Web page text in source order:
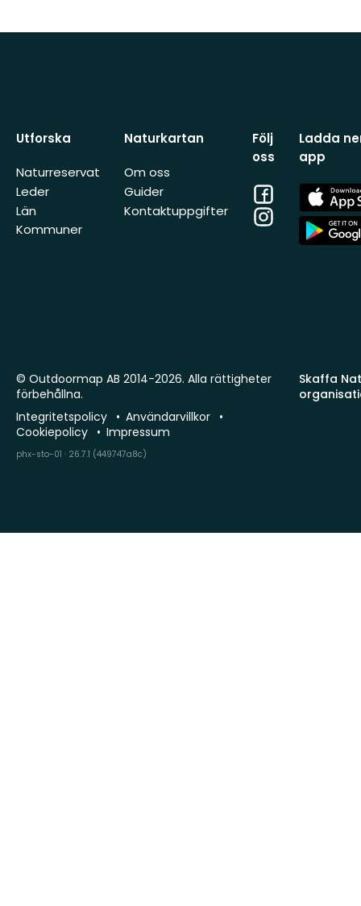
Utforska
Naturreservat
Leder
Län
Kommuner
Naturkartan
Om oss
Guider
Kontaktuppgifter
Följ
oss
Facebook
Instagram
Ladda
app
App
Store
App
Store
Skaffa
© Outdoormap AB 2014-2026. Alla rättigheter
förbehållna.
Integritetspolicy
Användarvillkor
Cookiepolicy
Impressum
phx-sto-01 · 26.7.1 (449747a8c)